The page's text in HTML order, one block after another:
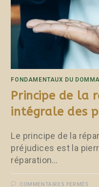
FONDAMENTAUX DU
Principe de la
intégrale des
Le principe de la
préjudices est la
réparation…
COMMENTAIRES FERMÉS